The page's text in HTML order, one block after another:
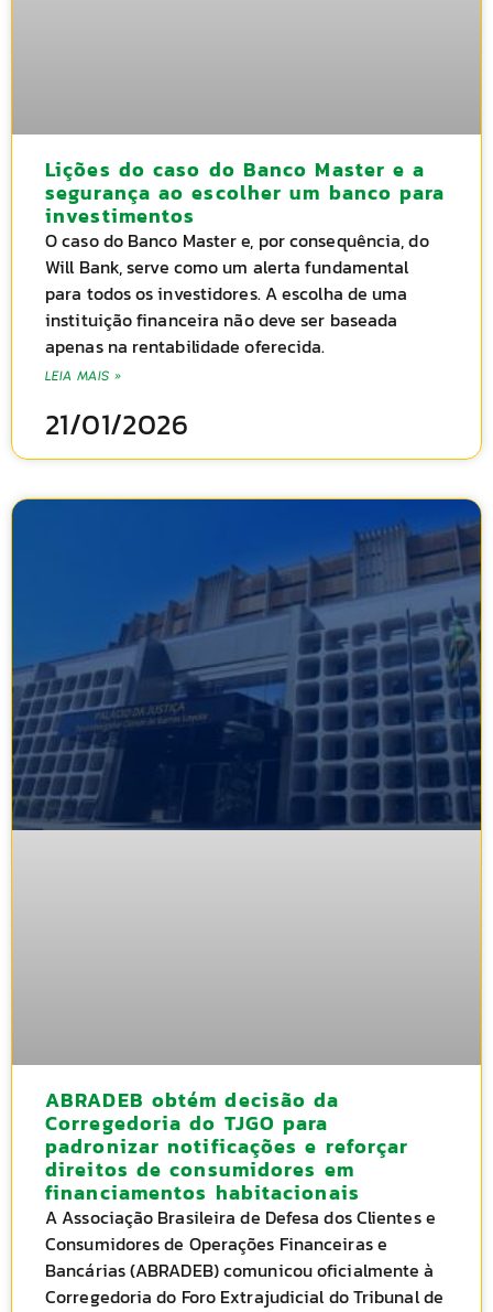
Lições do caso do Banco Master e a
segurança ao escolher um banco para
investimentos
O caso do Banco Master e, por consequência, do
Will Bank, serve como um alerta fundamental
para todos os investidores. A escolha de uma
instituição financeira não deve ser baseada
apenas na rentabilidade oferecida.
LEIA MAIS »
21/01/2026
ABRADEB obtém decisão da
Corregedoria do TJGO para
padronizar notificações e reforçar
direitos de consumidores em
financiamentos habitacionais
A Associação Brasileira de Defesa dos Clientes e
Consumidores de Operações Financeiras e
Bancárias (ABRADEB) comunicou oficialmente à
Corregedoria do Foro Extrajudicial do Tribunal de